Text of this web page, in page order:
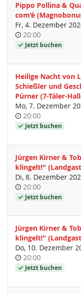
Pippo Pollina &
com’è
Fr, 4. Dezember
Uhrzeit
20:00
Jetzt buchen
Heilige Nacht von
Schießler und
Pürner (7-Täler-
Mo, 7. Dezember
Uhrzeit
20:00
Jetzt buchen
Jürgen Kirner &
klingelt!"
Di, 8. Dezember
Uhrzeit
20:00
Jetzt buchen
Jürgen Kirner &
klingelt!"
Do, 10. Dezember
Uhrzeit
20:00
Jetzt buchen